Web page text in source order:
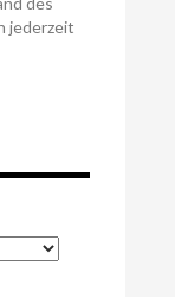
jederzeit